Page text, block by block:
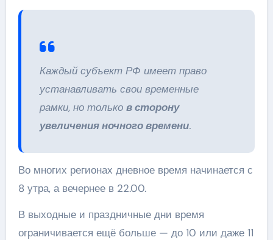
Каждый субъект РФ имеет право
устанавливать свои временные
рамки, но только в сторону
увеличения ночного времени.
Во многих регионах дневное время начинается с
8 утра, а вечернее в 22.00.
В выходные и праздничные дни время
ограничивается ещё больше — до 10 или даже 11